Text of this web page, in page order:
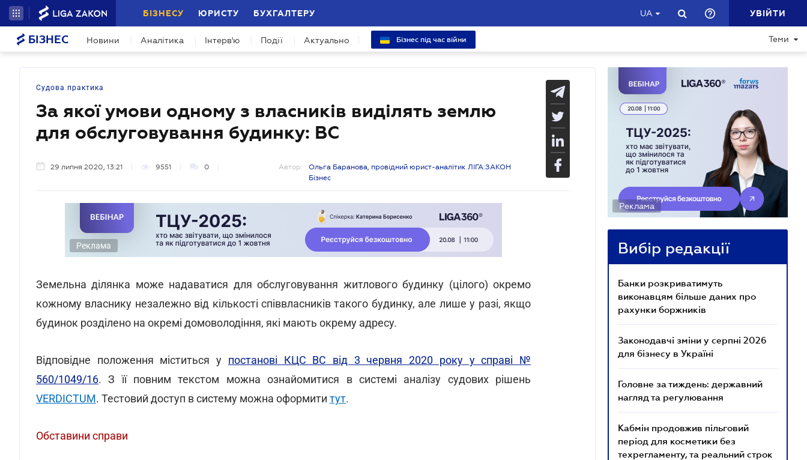
БІЗНЕСУ ЮРИСТУ БУХГАЛТЕРУ UA УВІЙТИ
БІЗНЕС Новини Аналітика Інтерв'ю Події Актуально Бізнес під час війни Теми
Судова практика
За якої умови одному з власників виділять землю
для обслуговування будинку: ВС
29 липня 2020, 13:21 9551 0 Автор:
Ольга Баранова, провідний юрист-аналітик ЛІГА:ЗАКОН
Бізнес
Реклама
Земельна ділянка може надаватися для обслуговування житлового будинку (цілого) окремо
кожному власнику незалежно від кількості співвласників такого будинку, але лише у разі, якщо
будинок розділено на окремі домоволодіння, які мають окрему адресу.
Відповідне положення міститься у постанові КЦС ВС від 3 червня 2020 року у справі №
560/1049/16. З її повним текстом можна ознайомитися в системі аналізу судових рішень
VERDICTUM. Тестовий доступ в систему можна оформити тут.
Обставини справи
Реклама
Вибір редакції
Банки розкриватимуть
виконавцям більше даних про
рахунки боржників
Законодавчі зміни у серпні 2026
для бізнесу в Україні
Головне за тиждень: державний
нагляд та регулювання
Кабмін продовжив пільговий
період для косметики без
техрегламенту, та реальний строк